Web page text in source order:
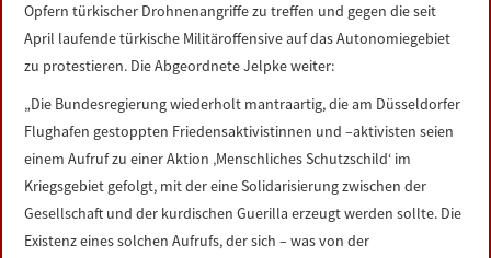
Opfern türkischer Drohnenangriffe zu treffen und gegen die seit
April laufende türkische Militäroffensive auf das Autonomiegebiet
zu protestieren. Die Abgeordnete Jelpke weiter:
„Die Bundesregierung wiederholt mantraartig, die am Düsseldorfer
Flughafen gestoppten Friedensaktivistinnen und –aktivisten seien
einem Aufruf zu einer Aktion ‚Menschliches Schutzschild‘ im
Kriegsgebiet gefolgt, mit der eine Solidarisierung zwischen der
Gesellschaft und der kurdischen Guerilla erzeugt werden sollte. Die
Existenz eines solchen Aufrufs, der sich – was von der